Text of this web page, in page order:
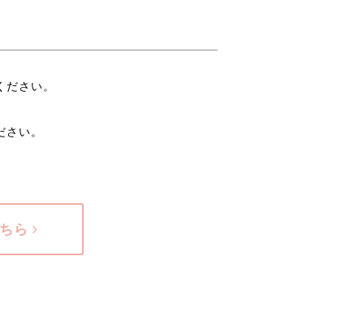
さい。
い。
ら